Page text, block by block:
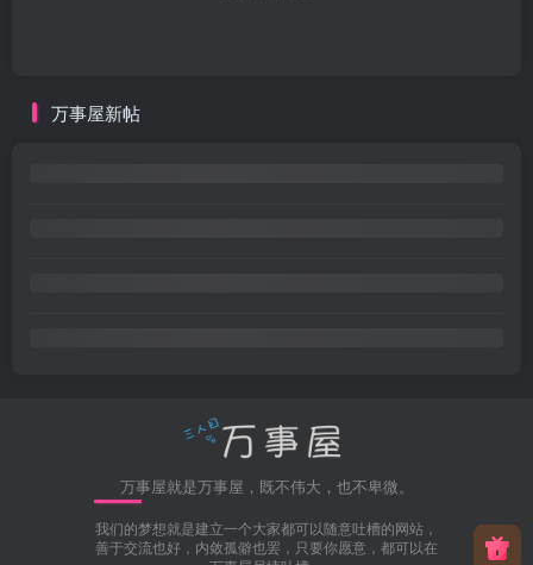
万事屋新帖
万事屋就是万事屋，既不伟大，也不卑微。
我们的梦想就是建立一个大家都可以随意吐槽的网站，
善于交流也好，内敛孤僻也罢，只要你愿意，都可以在